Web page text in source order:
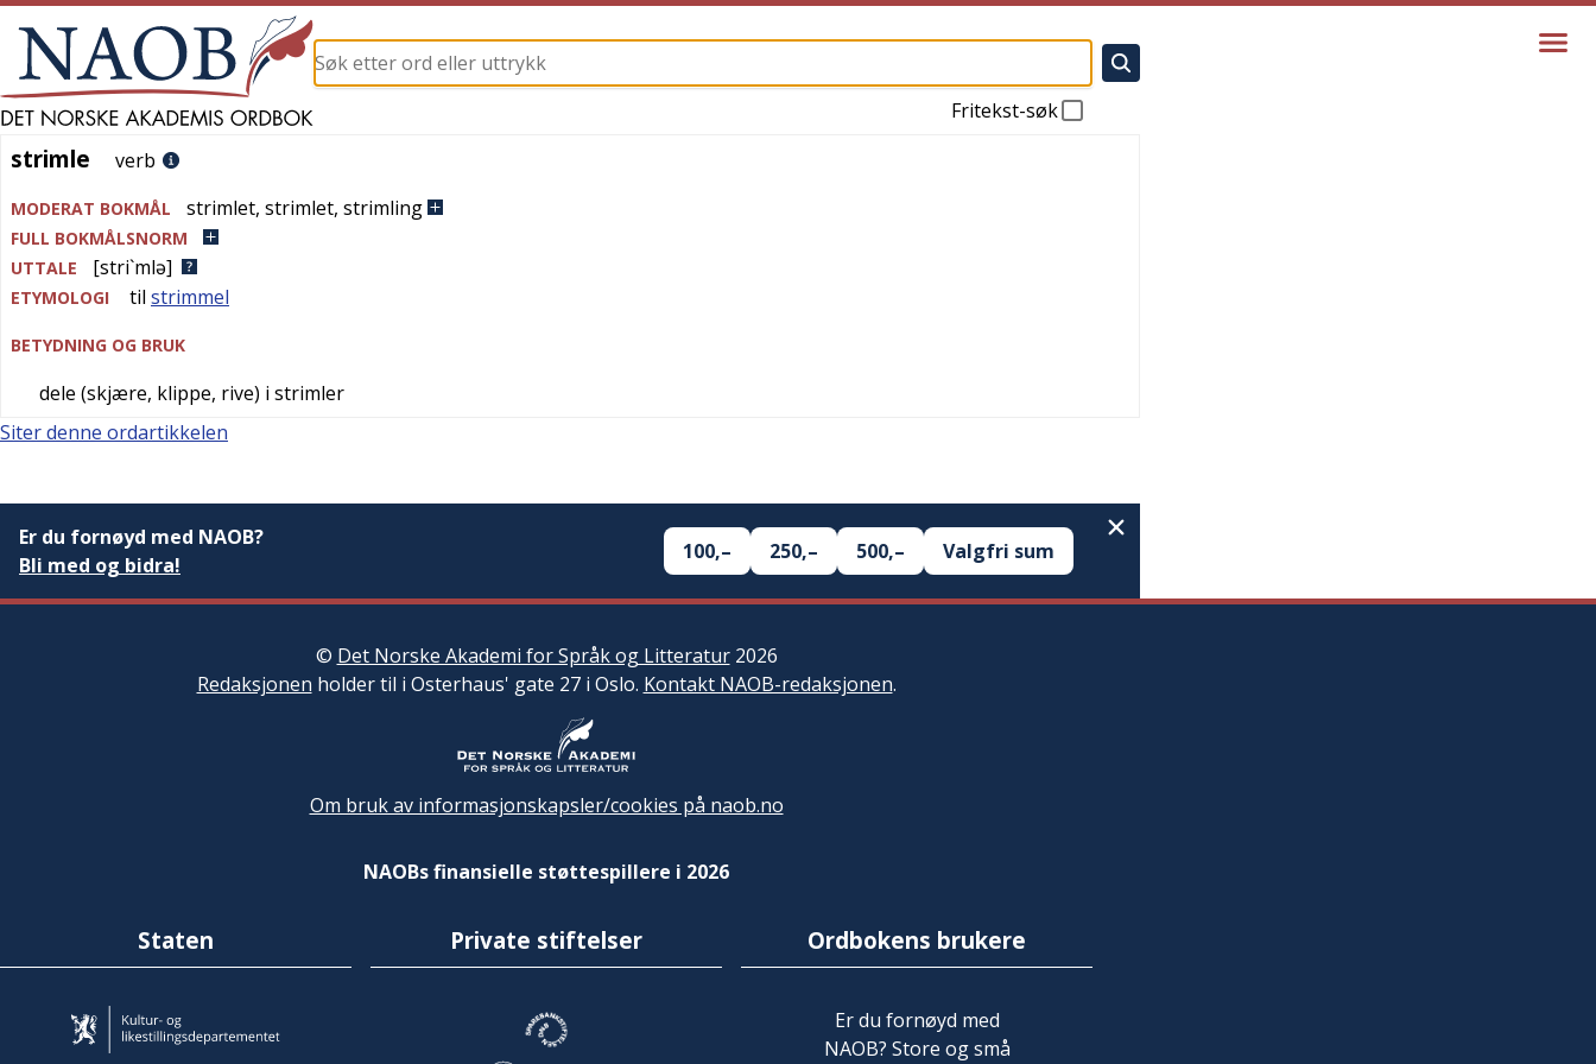
Fritekst-søk
strimle
strimle verb
MODERAT BOKMÅL strimlet, strimlet, strimling
FULL BOKMÅLSNORM
UTTALE
[stri`mlə]
ETYMOLOGI til strimmel
BETYDNING OG BRUK
dele (skjære, klippe, rive) i strimler
Siter denne ordartikkelen
Er du fornøyd med NAOB?
Bli med og bidra!
100,– 250,– 500,– Valgfri sum
© Det Norske Akademi for Språk og Litteratur2026
Redaksjonen holder til i Osterhaus' gate 27 i Oslo. Kontakt NAOB-redaksjonen.
Om bruk av informasjonskapsler/cookies på naob.no
NAOBs finansielle støttespillere i 2026
Staten Private stiftelser Ordbokens brukere
Er du fornøyd med
NAOB? Store og små